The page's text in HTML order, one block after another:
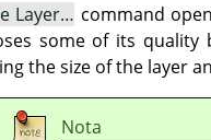
Layer… command
some of its quality
the size of the layer
Nota